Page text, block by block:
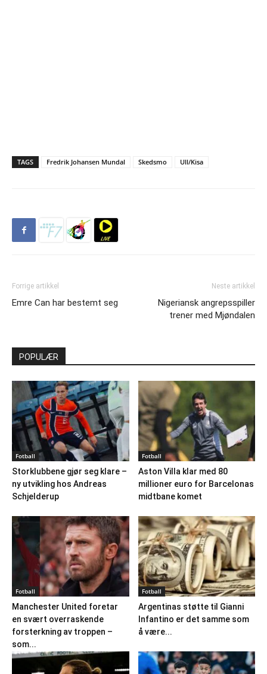
TAGS Fredrik Johansen Mundal Skedsmo Ull/Kisa
Forrige artikkel
Emre Can har bestemt seg
Neste artikkel
Nigeriansk angrepsspiller
trener med Mjøndalen
POPULÆR
Fotball
Storklubbene gjør seg klare –
ny utvikling hos Andreas
Schjelderup
Fotball
Aston Villa klar med 80
millioner euro for Barcelonas
midtbane komet
Fotball
Manchester United foretar
en svært overraskende
forsterkning av troppen –
som...
Fotball
Argentinas støtte til Gianni
Infantino er det samme som
å være...